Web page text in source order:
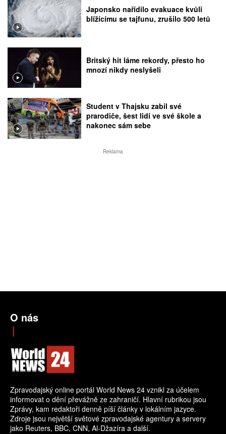
Japonsko nařídilo evakuace kvůli
blížícímu se tajfunu, zrušilo 500 letů
Britský hit láme rekordy, přesto ho
mnozí nikdy neslyšeli
Student v Thajsku zabil své
prarodiče, šest lidí ve své škole a
nakonec sám sebe
Reklama
O nás
Zpravodajský online portál World News 24 vznikl za účelem
informovat o dění převážně ze zahraničí. Hlavní rubrikou jsou
Zprávy, kam redaktoři denně píší články v lokálním jazyce.
Zdroje jsou největší světové zpravodajské agentury a servery
jako Reuters, BBC, CNN, Al-Džazíra a další.